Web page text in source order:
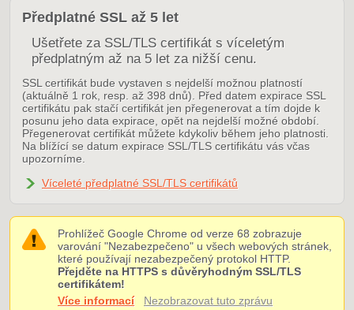
Předplatné SSL až 5 let
Ušetřete za SSL/TLS certifikát s víceletým
předplatným až na 5 let za nižší cenu.
SSL certifikát bude vystaven s nejdelší možnou platností
(aktuálně 1 rok, resp. až 398 dnů). Před datem expirace SSL
certifikátu pak stačí certifikát jen přegenerovat a tím dojde k
posunu jeho data expirace, opět na nejdelší možné období.
Přegenerovat certifikát můžete kdykoliv během jeho platnosti.
Na blížící se datum expirace SSL/TLS certifikátu vás včas
upozorníme.
Víceleté předplatné SSL/TLS certifikátů
Prohlížeč Google Chrome od verze 68 zobrazuje
varování "Nezabezpečeno" u všech webových stránek,
které používají nezabezpečený protokol HTTP.
Přejděte na HTTPS s důvěryhodným SSL/TLS
certifikátem!
Více informací
Nezobrazovat tuto zprávu